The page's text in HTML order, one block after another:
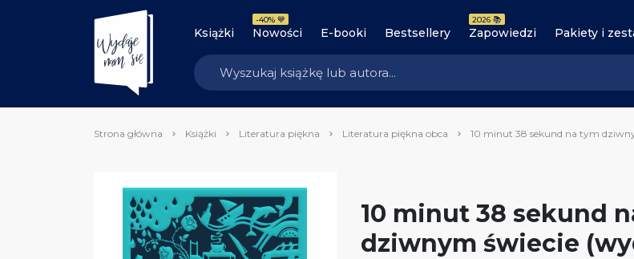
Książki Nowości
-40% 💙
E-booki Bestsellery Zapowiedzi
2026 📚
Pakiety i
Strona główna Książki Literatura piękna Literatura piękna obca 10 minut 38 sekund na tym
10 minut 38 sekund
dziwnym świecie